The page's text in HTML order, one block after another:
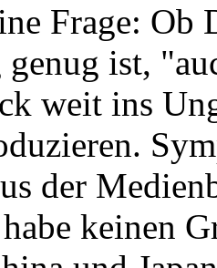
Frage: Ob
ist,
weit ins
der
keinen